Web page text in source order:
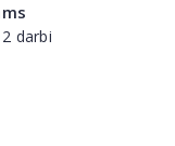
darbi